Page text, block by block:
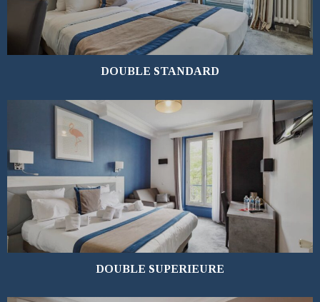
DOUBLE STANDARD
EN SAVOIR PLUS
DOUBLE SUPERIEURE